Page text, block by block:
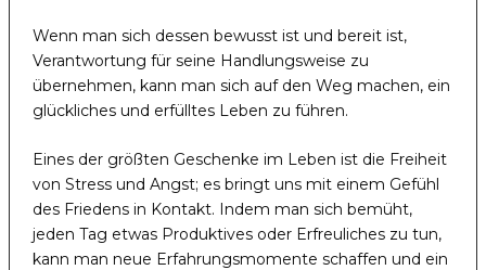
Wenn man sich dessen bewusst ist und bereit ist,
Verantwortung für seine Handlungsweise zu
übernehmen, kann man sich auf den Weg machen, ein
glückliches und erfülltes Leben zu führen.
Eines der größten Geschenke im Leben ist die Freiheit
von Stress und Angst; es bringt uns mit einem Gefühl
des Friedens in Kontakt. Indem man sich bemüht,
jeden Tag etwas Produktives oder Erfreuliches zu tun,
kann man neue Erfahrungsmomente schaffen und ein